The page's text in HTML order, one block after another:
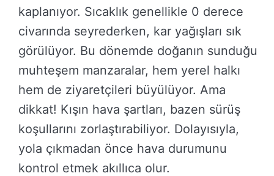
kaplanıyor. Sıcaklık genellikle 0 derece
civarında seyrederken, kar yağışları sık
görülüyor. Bu dönemde doğanın sunduğu
muhteşem manzaralar, hem yerel halkı
hem de ziyaretçileri büyülüyor. Ama
dikkat! Kışın hava şartları, bazen sürüş
koşullarını zorlaştırabiliyor. Dolayısıyla,
yola çıkmadan önce hava durumunu
kontrol etmek akıllıca olur.